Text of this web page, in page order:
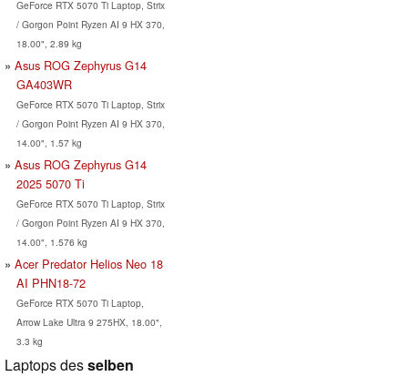
GeForce RTX 5070 Ti Laptop, Strix
/ Gorgon Point Ryzen AI 9 HX 370,
18.00", 2.89 kg
Asus ROG Zephyrus G14
GA403WR
GeForce RTX 5070 Ti Laptop, Strix
/ Gorgon Point Ryzen AI 9 HX 370,
14.00", 1.57 kg
Asus ROG Zephyrus G14
2025 5070 Ti
GeForce RTX 5070 Ti Laptop, Strix
/ Gorgon Point Ryzen AI 9 HX 370,
14.00", 1.576 kg
Acer Predator Helios Neo 18
AI PHN18-72
GeForce RTX 5070 Ti Laptop,
Arrow Lake Ultra 9 275HX, 18.00",
3.3 kg
Laptops desselben